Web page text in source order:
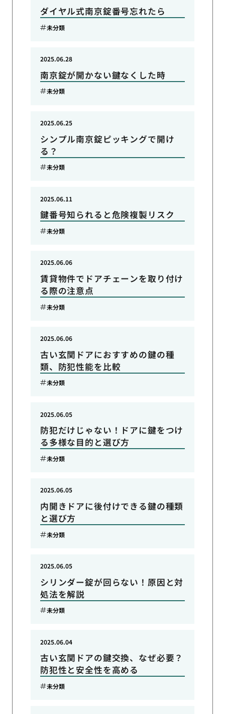
ダイヤル式南京錠番号忘れたら
未分類
南京錠が開かない鍵なくした時
2025.06.28
未分類
シンプル南京錠ピッキングで開け
る？
2025.06.25
未分類
鍵番号知られると危険複製リスク
2025.06.11
未分類
賃貸物件でドアチェーンを取り付け
る際の注意点
2025.06.06
未分類
古い玄関ドアにおすすめの鍵の種
類、防犯性能を比較
2025.06.06
未分類
防犯だけじゃない！ドアに鍵をつけ
る多様な目的と選び方
2025.06.05
未分類
内開きドアに後付けできる鍵の種類
と選び方
2025.06.05
未分類
シリンダー錠が回らない！原因と対
処法を解説
2025.06.05
未分類
古い玄関ドアの鍵交換、なぜ必要？
防犯性と安全性を高める
2025.06.04
未分類